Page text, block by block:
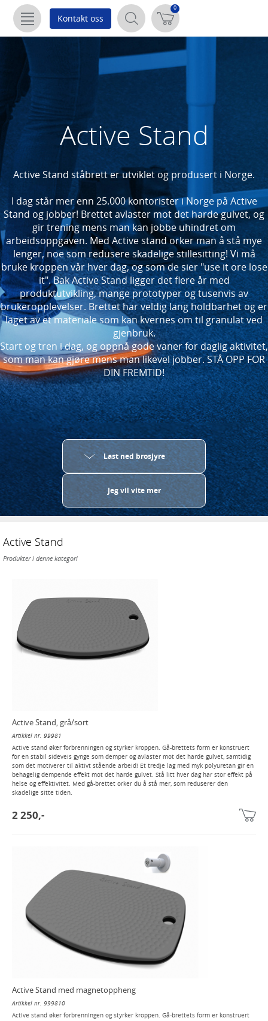
NAVIGASJON
Hjem
Produkter
Informasjon
Kontorergonomi
MIN
KONO
Logg
inn
Registrer
deg
Kontakt oss
0
Active Stand
Active Stand ståbrett er utviklet og produsert i Norge.
I dag står mer enn 25.000 kontorister i Norge på Active
Stand og jobber! Brettet avlaster mot det harde gulvet, og
gir trening mens man kan jobbe uhindret om
arbeidsoppgaven. Med Active stand orker man å stå mye
lenger, noe som redusere skadelige stillesitting! Vi må
bruke kroppen vår hver dag, og som de sier "use it ore lose
it". Bak Active Stand ligger det flere år med
produktutvikling, mange prototyper og tusenvis av
brukeropplevelser. Brettet har veldig lang holdbarhet og er
laget av et materiale som kan kvernes om til granulat ved
gjenbruk.
Start og tren i dag, og oppnå gode vaner for daglig aktivitet,
som man kan gjøre mens man likevel jobber. STÅ OPP FOR
DIN FREMTID!
Last ned brosjyre
Jeg vil vite mer
Active Stand
Produkter i denne kategori
Active Stand, grå/sort
Artikkel nr. 99981
Active stand øker forbrenningen og styrker kroppen. Gå-brettets form er konstruert
for en stabil sideveis gynge som demper og avlaster mot det harde gulvet, samtidig
som det motiverer til aktivt stående arbeid! Et tredje lag med myk polyuretan gir en
behagelig dempende effekt mot det harde gulvet. Stå litt hver dag har stor effekt på
helse og effektivitet. Med gå-brettet orker du å stå mer, som reduserer den
skadelige sitte tiden.
2 250,-
Active Stand med magnetoppheng
Artikkel nr. 999810
Active stand øker forbrenningen og styrker kroppen. Gå-brettets form er konstruert